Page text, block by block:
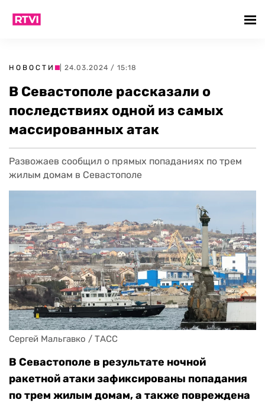
НОВОСТИ | 24.03.2024 / 15:18
В Севастополе рассказали о
последствиях одной из самых
массированных атак
Развожаев сообщил о прямых попаданиях по трем
жилым домам в Севастополе
Сергей Мальгавко / ТАСС
В Севастополе в результате ночной
ракетной атаки зафиксированы попадания
по трем жилым домам, а также повреждена